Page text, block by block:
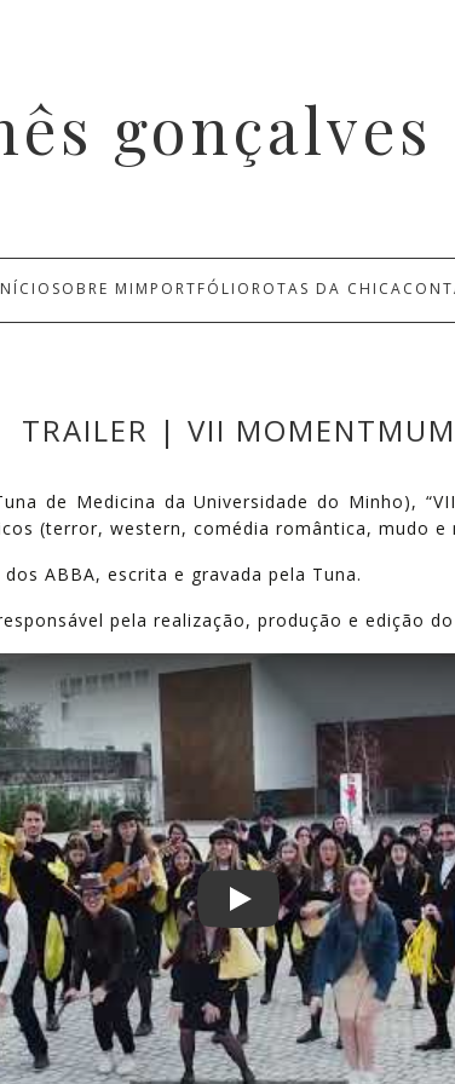
gonçalves
SOBRE MIM PORTFÓLIO ROTAS DA CHICA
TRAILER | VII MOMENTMUM
de Medicina da Universidade do Minho),
(terror, western, comédia romântica, mudo
ABBA, escrita e gravada pela Tuna.
pela realização, produção e edição